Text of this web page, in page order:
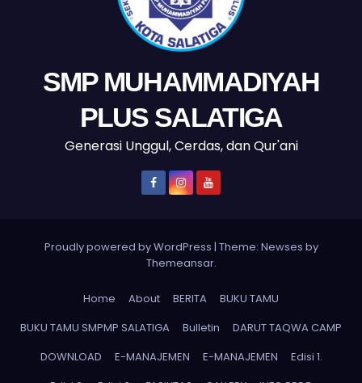
SMP MUHAMMADIYAH
PLUS SALATIGA
Generasi Unggul, Cerdas, dan Qur'ani
Proudly powered by WordPress | Theme: Newses by
Themeansar.
Home About BERITA
BUKU TAMU
BUKU TAMU SMPMP SALATIGA
Bulletin
DARUT TAQWA CAMP
DOWNLOAD
E-MANAJEMEN E-MANAJEMEN
Edisi 1.